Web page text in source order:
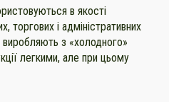
в якості
торгових і адміністративних
виробляють з «холодного»
легкими, але при цьому